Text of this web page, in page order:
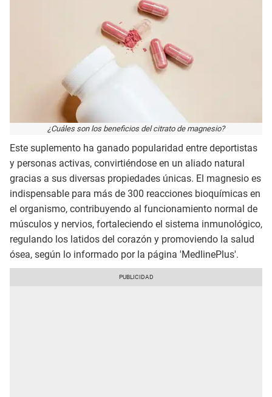
¿Cuáles son los beneficios del citrato de magnesio?
Este suplemento ha ganado popularidad entre deportistas
y personas activas, convirtiéndose en un aliado natural
gracias a sus diversas propiedades únicas. El magnesio es
indispensable para más de 300 reacciones bioquímicas en
el organismo, contribuyendo al funcionamiento normal de
músculos y nervios, fortaleciendo el sistema inmunológico,
regulando los latidos del corazón y promoviendo la salud
ósea, según lo informado por la página 'MedlinePlus'.